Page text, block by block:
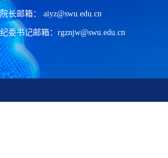
院长邮箱： aiyz@swu.edu.cn
纪委书记邮箱：rgznjw@swu.edu.cn